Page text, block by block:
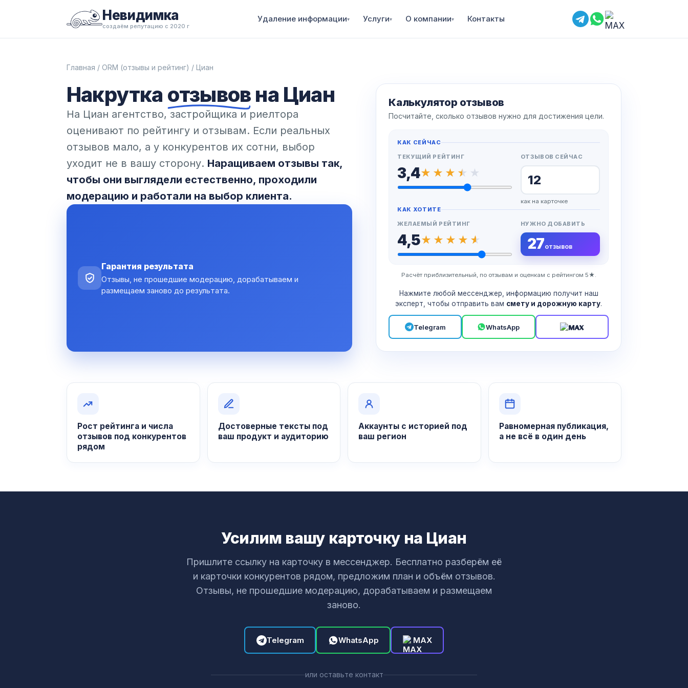
Невидимка
создаём репутацию с 2020 г
Удаление информации▾ Услуги▾ О компании▾ Контакты
Главная / ORM (отзывы и рейтинг) / Циан
Накрутка отзывов на Циан
На Циан агентство, застройщика и риелтора
оценивают по рейтингу и отзывам. Если реальных
отзывов мало, а у конкурентов их сотни, выбор
уходит не в вашу сторону. Наращиваем отзывы так,
чтобы они выглядели естественно, проходили
модерацию и работали на выбор клиента.
Гарантия результата
Отзывы, не прошедшие модерацию, дорабатываем и
размещаем заново до результата.
Калькулятор отзывов
Посчитайте, сколько отзывов нужно для достижения цели.
КАК СЕЙЧАС
ТЕКУЩИЙ РЕЙТИНГ
3,4
ОТЗЫВОВ СЕЙЧАС
как на карточке
КАК ХОТИТЕ
ЖЕЛАЕМЫЙ РЕЙТИНГ
4,5
НУЖНО ДОБАВИТЬ
27отзывов
Расчёт приблизительный, по отзывам и оценкам с рейтингом 5★.
Нажмите любой мессенджер, информацию получит наш
эксперт, чтобы отправить вам смету и дорожную карту.
Telegram WhatsApp MAX
Рост рейтинга и числа
отзывов под конкурентов
рядом
Достоверные тексты под
ваш продукт и аудиторию
Аккаунты с историей под
ваш регион
Равномерная публикация,
а не всё в один день
Усилим вашу карточку на Циан
Пришлите ссылку на карточку в мессенджер. Бесплатно разберём её
и карточки конкурентов рядом, предложим план и объём отзывов.
Отзывы, не прошедшие модерацию, дорабатываем и размещаем
заново.
Telegram WhatsApp MAX
или оставьте контакт